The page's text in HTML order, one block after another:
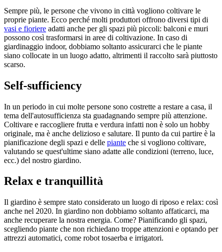
Sempre più, le persone che vivono in città vogliono coltivare le
proprie piante. Ecco perché molti produttori offrono diversi tipi di
vasi e fioriere adatti anche per gli spazi più piccoli: balconi e muri
possono così trasformarsi in aree di coltivazione. In caso di
giardinaggio indoor, dobbiamo soltanto assicurarci che le piante
siano collocate in un luogo adatto, altrimenti il raccolto sarà piuttosto
scarso.
Self-sufficiency
In un periodo in cui molte persone sono costrette a restare a casa, il
tema dell'autosufficienza sta guadagnando sempre più attenzione.
Coltivare e raccogliere frutta e verdura infatti non è solo un hobby
originale, ma è anche delizioso e salutare. Il punto da cui partire è la
pianificazione degli spazi e delle piante che si vogliono coltivare,
valutando se quest'ultime siano adatte alle condizioni (terreno, luce,
ecc.) del nostro giardino.
Relax e tranquillità
Il giardino è sempre stato considerato un luogo di riposo e relax: così
anche nel 2020. In giardino non dobbiamo soltanto affaticarci, ma
anche recuperare la nostra energia. Come? Pianificando gli spazi,
scegliendo piante che non richiedano troppe attenzioni e optando per
attrezzi automatici, come robot tosaerba e irrigatori.